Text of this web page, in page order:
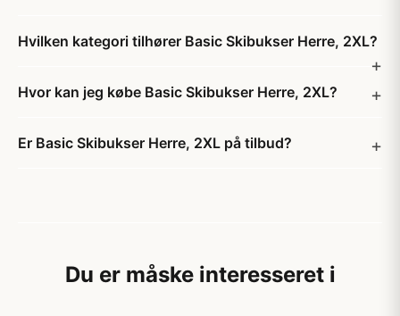
Hvilken kategori tilhører Basic Skibukser Herre, 2XL?
Hvor kan jeg købe Basic Skibukser Herre, 2XL?
Er Basic Skibukser Herre, 2XL på tilbud?
Du er måske interesseret i